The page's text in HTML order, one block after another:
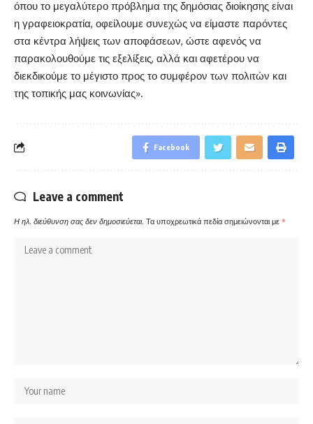
όπου το μεγαλύτερο πρόβλημα της δημόσιας διοίκησης είναι
η γραφειοκρατία, οφείλουμε συνεχώς να είμαστε παρόντες
στα κέντρα λήψεις των αποφάσεων, ώστε αφενός να
παρακολουθούμε τις εξελίξεις, αλλά και αφετέρου να
διεκδικούμε το μέγιστο προς το συμφέρον των πολιτών και
της τοπικής μας κοινωνίας».
Facebook
Leave a comment
Η ηλ. διεύθυνση σας δεν δημοσιεύεται. Τα υποχρεωτικά πεδία σημειώνονται με *